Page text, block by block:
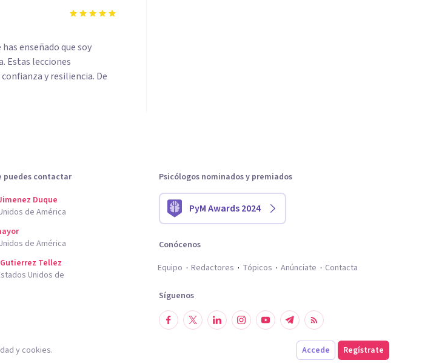
enseñado que soy
Estas lecciones
y resiliencia. De
puedes contactar
Duque
de América
de América
Tellez
Unidos de
Psicólogos nominados y premiados
PyM Awards 2024
Conócenos
Equipo
Redactores Tópicos Anúnciate Contacta
Síguenos
Accede Regístrate
y cookies.